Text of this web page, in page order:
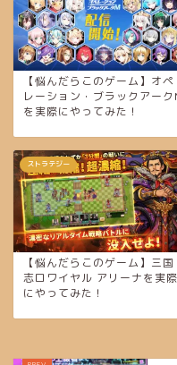
【悩んだらこのゲーム】オペ
レーション・ブラックアーク
を実際にやってみた！
ストラテジー
【悩んだらこのゲーム】三国
志ロワイヤル アリーナを実際
にやってみた！